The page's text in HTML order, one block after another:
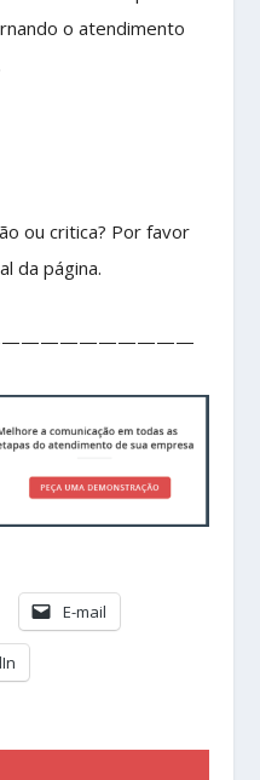
o atendimento
ou critica? Por favor
da página.
E-mail